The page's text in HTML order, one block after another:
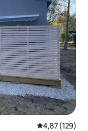
Vlerësimi
4,87 (129)